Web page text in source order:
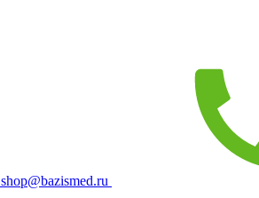
shop@bazismed.ru